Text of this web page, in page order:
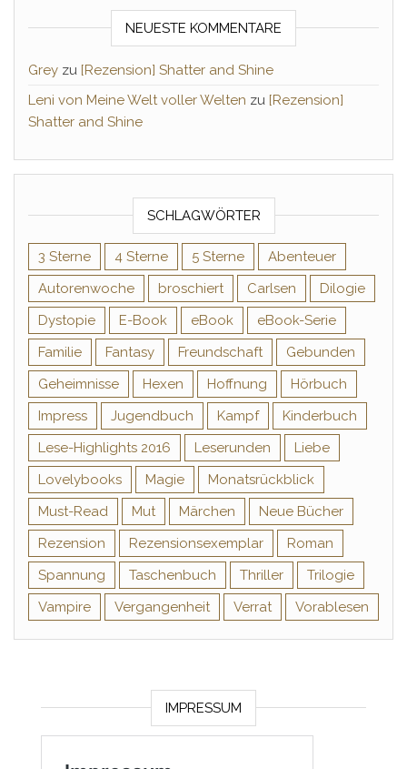
NEUESTE KOMMENTARE
Grey zu [Rezension] Shatter and Shine
Leni von Meine Welt voller Welten zu [Rezension]
Shatter and Shine
SCHLAGWÖRTER
3 Sterne 4 Sterne 5 Sterne
Abenteuer
Autorenwoche
broschiert Carlsen
Dilogie
Dystopie
E-Book eBook
eBook-Serie
Familie
Fantasy Freundschaft
Gebunden
Geheimnisse
Hexen Hoffnung
Hörbuch
Impress
Jugendbuch Kampf
Kinderbuch
Lese-Highlights 2016
Leserunden
Liebe
Lovelybooks
Magie
Monatsrückblick
Must-Read
Mut Märchen
Neue Bücher
Rezension
Rezensionsexemplar
Roman
Spannung
Taschenbuch Thriller
Trilogie
Vampire
Vergangenheit Verrat Vorablesen
IMPRESSUM